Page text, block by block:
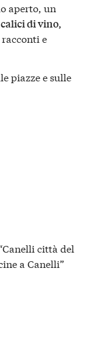
aperto, un
calici di vino,
e
piazze e sulle
città del
a Canelli”